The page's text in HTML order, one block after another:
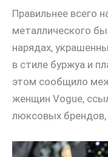
Правильнее всего
металлического
нарядах,
в стиле буржуа и
этом сообщило
женщин Vogue,
люксовых